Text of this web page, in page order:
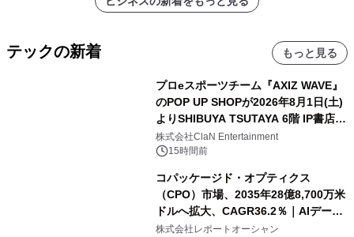
テックの新着 もっと見る
プロeスポーツチーム『AXIZ WAVE』
のPOP UP SHOPが2026年8月1日(土)
よりSHIBUYA TSUTAYA 6階 IP書店で
開催決定！！
株式会社ClaN Entertainment
15時間前
コパッケージド・オプティクス
（CPO）市場、2035年28億8,700万米
ドルへ拡大、CAGR36.2％｜AIデータ
センター・高速光通信需要が成長を加
株式会社レポートオーシャン